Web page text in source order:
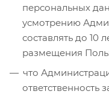
персональных
усмотрению
составлять до 10
размещения
что